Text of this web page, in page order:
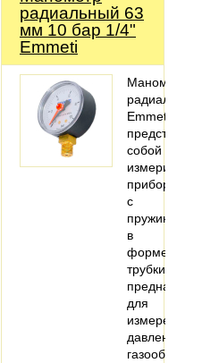
радиальный 63
мм 10 бар 1/4"
Emmeti
Манометры
радиальные
Emmeti
представляют
собой
измерительные
приборы
с
пружиной
в
форме
трубки,
для
измерения
давления
газообразных